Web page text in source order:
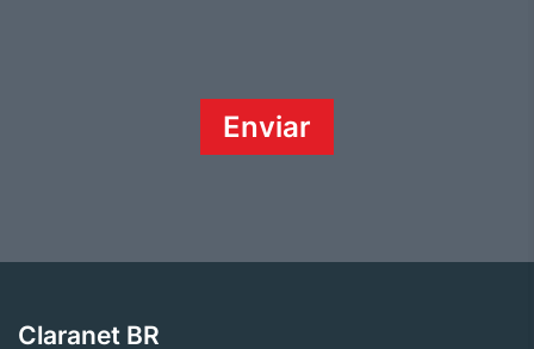
Claranet BR